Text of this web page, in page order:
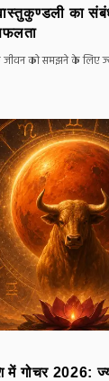
का
को समझने के लिए
में गोचर 2026: